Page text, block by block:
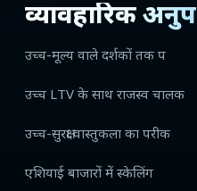
व्यावहारिक अनुप
उच्च-मूल्य वाले दर्शकों तक प
उच्च LTV के साथ राजस्व चालक
उच्च-सुरक्षा वास्तुकला का परीक
एशियाई बाजारों में स्केलिंग